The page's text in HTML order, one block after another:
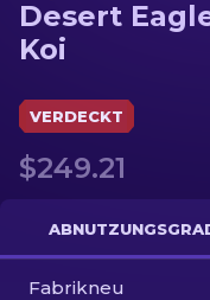
Handschuh
Andere
Desert
Koi
VERDECKT
$249.21
Fabrikneu